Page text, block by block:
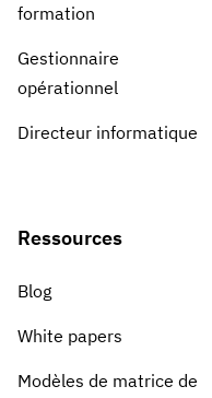
formation
Gestionnaire
opérationnel
Directeur informatique
Ressources
Blog
White papers
Modèles de matrice de